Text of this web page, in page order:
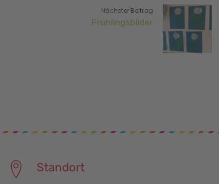
Nächster Beitrag
Frühlingsbilder
Standort